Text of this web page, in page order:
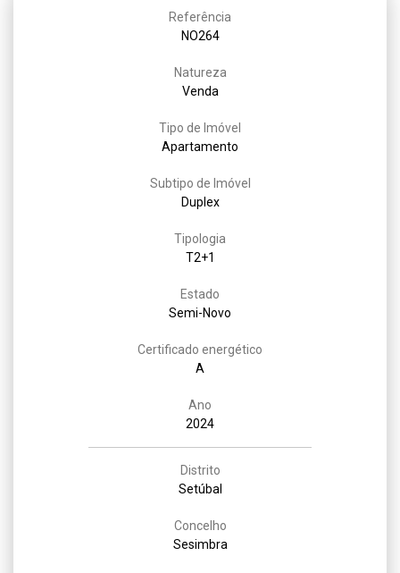
Referência
NO264
Natureza
Venda
Tipo de Imóvel
Apartamento
Subtipo de Imóvel
Duplex
Tipologia
T2+1
Estado
Semi-Novo
Certificado energético
A
Ano
2024
Distrito
Setúbal
Concelho
Sesimbra